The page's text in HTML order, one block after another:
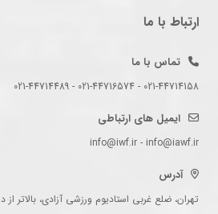
ارتباط با ما
تماس با ما
021-44714158 - 021-44716574 - 021-44714489
ایمیل های ارتباطی
info@iwf.ir - info@iawf.ir
آدرس
تهران، ضلع غربی استادیوم ورزشی آزادی، بالاتر